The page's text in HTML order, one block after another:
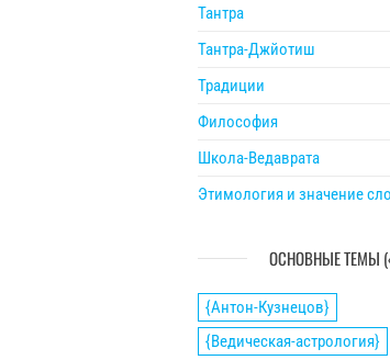
Тантра
Тантра-Джйотиш
Традиции
Философия
Школа-Ведаврата
Этимология и значение
ОСНОВНЫЕ ТЕМЫ
{Антон-Кузнецов}
{Ведическая-астрология}